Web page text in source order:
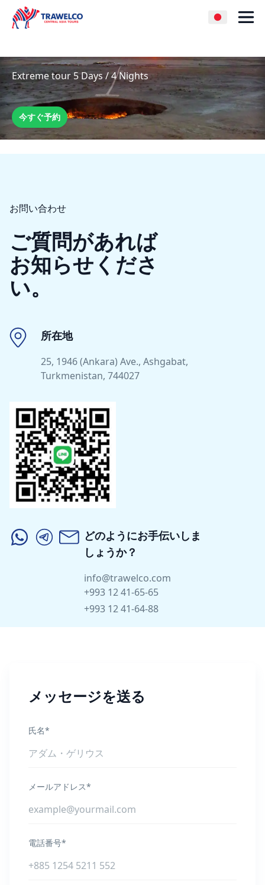
Extreme tour 5 Days / 4 Nights
今すぐ予約
お問い合わせ
ご質問があれば
お知らせくださ
い。
所在地
25, 1946 (Ankara) Ave., Ashgabat,
Turkmenistan, 744027
どのようにお手伝いしま
しょうか？
info@trawelco.com
+993 12 41-65-65
+993 12 41-64-88
メッセージを送る
氏名*
メールアドレス*
電話番号*